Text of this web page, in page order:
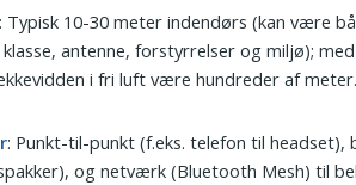
: Typisk 10-30 meter indendørs (kan være
antenne, forstyrrelser og miljø);
i fri luft være hundreder af meter.
: Punkt-til-punkt (f.eks. telefon til headset),
og netværk (Bluetooth Mesh) til